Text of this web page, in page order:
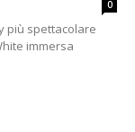
0
più spettacolare
immersa